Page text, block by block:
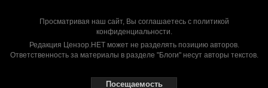
Просматривая наш сайт, Вы соглашаетесь с политикой
конфиденциальности.
Редакция Цензор.НЕТ может не разделять позицию авторов.
Ответственность за материалы в разделе "Блоги" несут авторы текстов.
Посещаемость